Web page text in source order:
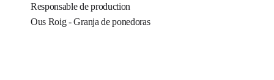
Responsable de production
Ous Roig - Granja de ponedoras